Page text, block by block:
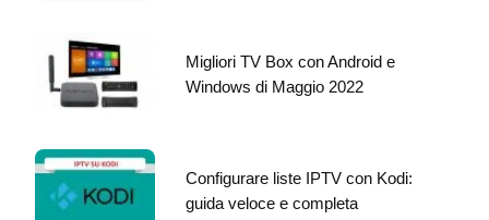
Migliori TV Box con Android e
Windows di Maggio 2022
Configurare liste IPTV con Kodi:
guida veloce e completa